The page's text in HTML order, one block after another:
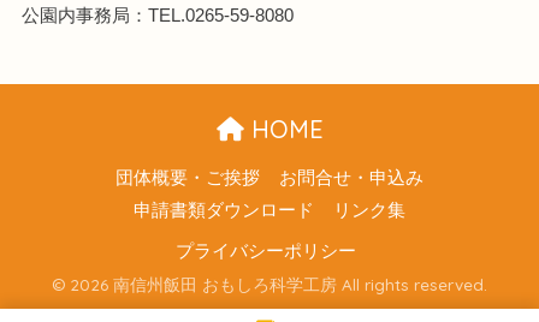
公園内事務局：TEL.0265-59-8080
HOME
団体概要・ご挨拶
お問合せ・申込み
申請書類ダウンロード
リンク集
プライバシーポリシー
© 2026 南信州飯田 おもしろ科学工房 All rights reserved.